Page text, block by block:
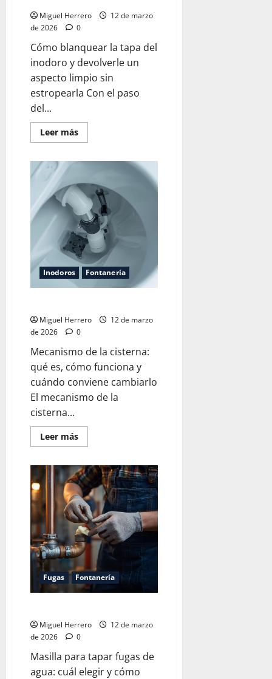
Miguel Herrero
12 de marzo
de 2026
0
Cómo blanquear la tapa del
inodoro y devolverle un
aspecto limpio sin
estropearla Con el paso
del...
Leer másLeer
más
tapa
del
inodoro
Inodoros Fontanería
Miguel Herrero
12 de marzo
de 2026
0
Mecanismo de la cisterna:
qué es, cómo funciona y
cuándo conviene cambiarlo
El mecanismo de la
cisterna...
Leer másLeer
más
Mecanismo
de
la
cisterna
Fugas Fontanería
Miguel Herrero
12 de marzo
de 2026
0
Masilla para tapar fugas de
agua: cuál elegir y cómo